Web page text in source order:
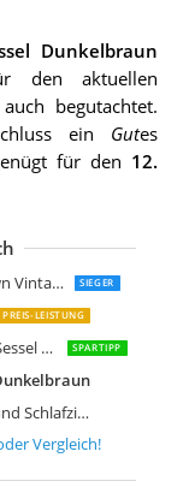
Dunkelbraun
den aktuellen
begutachtet.
ein Gutes
für den 12.
Clubsessel Rocket Delvin Columbia Brown Vintage-Leder SIEGER
PREIS-LEISTUNG
KAWOLA Clubsessel Cocktailsessel Samt Sessel Narla Ohrensessel SPARTIPP
Bequemer Sessel für Wohnzimmer und Schlafzimmer
Sessel moderner
Moderner Akzentstuhl
Sessel Hellgrau
mit goldenen Beinen
kleine Räume
Fina Polstersessel
Collection Leo Sessel
Collection Leo Sessel
Vergleich!